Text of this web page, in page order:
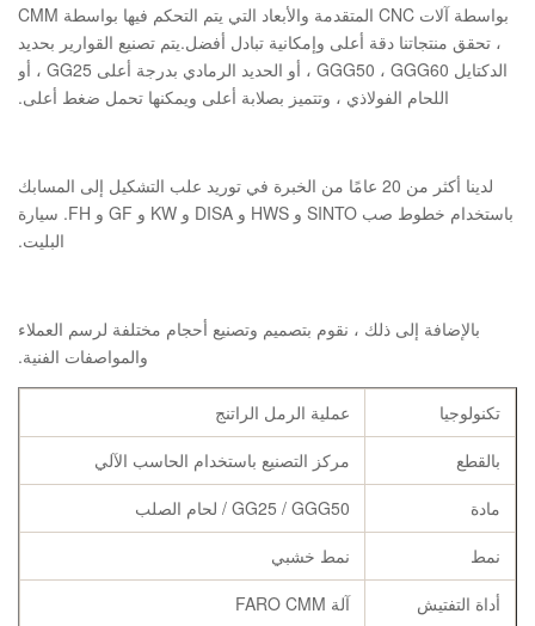
بواسطة آلات CNC المتقدمة والأبعاد التي يتم التحكم فيها بواسطة CMM
، تحقق منتجاتنا دقة أعلى وإمكانية تبادل أفضل.يتم تصنيع القوارير بحديد
الدكتايل GGG50 ، GGG60 ، أو الحديد الرمادي بدرجة أعلى GG25 ، أو
اللحام الفولاذي ، وتتميز بصلابة أعلى ويمكنها تحمل ضغط أعلى.
لدينا أكثر من 20 عامًا من الخبرة في توريد علب التشكيل إلى المسابك
باستخدام خطوط صب SINTO و HWS و DISA و KW و GF و FH. سيارة
البليت.
بالإضافة إلى ذلك ، نقوم بتصميم وتصنيع أحجام مختلفة لرسم العملاء
والمواصفات الفنية.
تكنولوجيا
عملية الرمل الراتنج
بالقطع
مركز التصنيع باستخدام الحاسب الآلي
مادة
GG25 / GGG50 / لحام الصلب
نمط
نمط خشبي
أداة التفتيش
آلة FARO CMM